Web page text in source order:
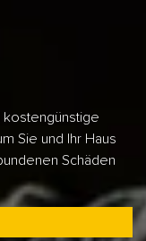
Sie und Ihr Haus
Schäden